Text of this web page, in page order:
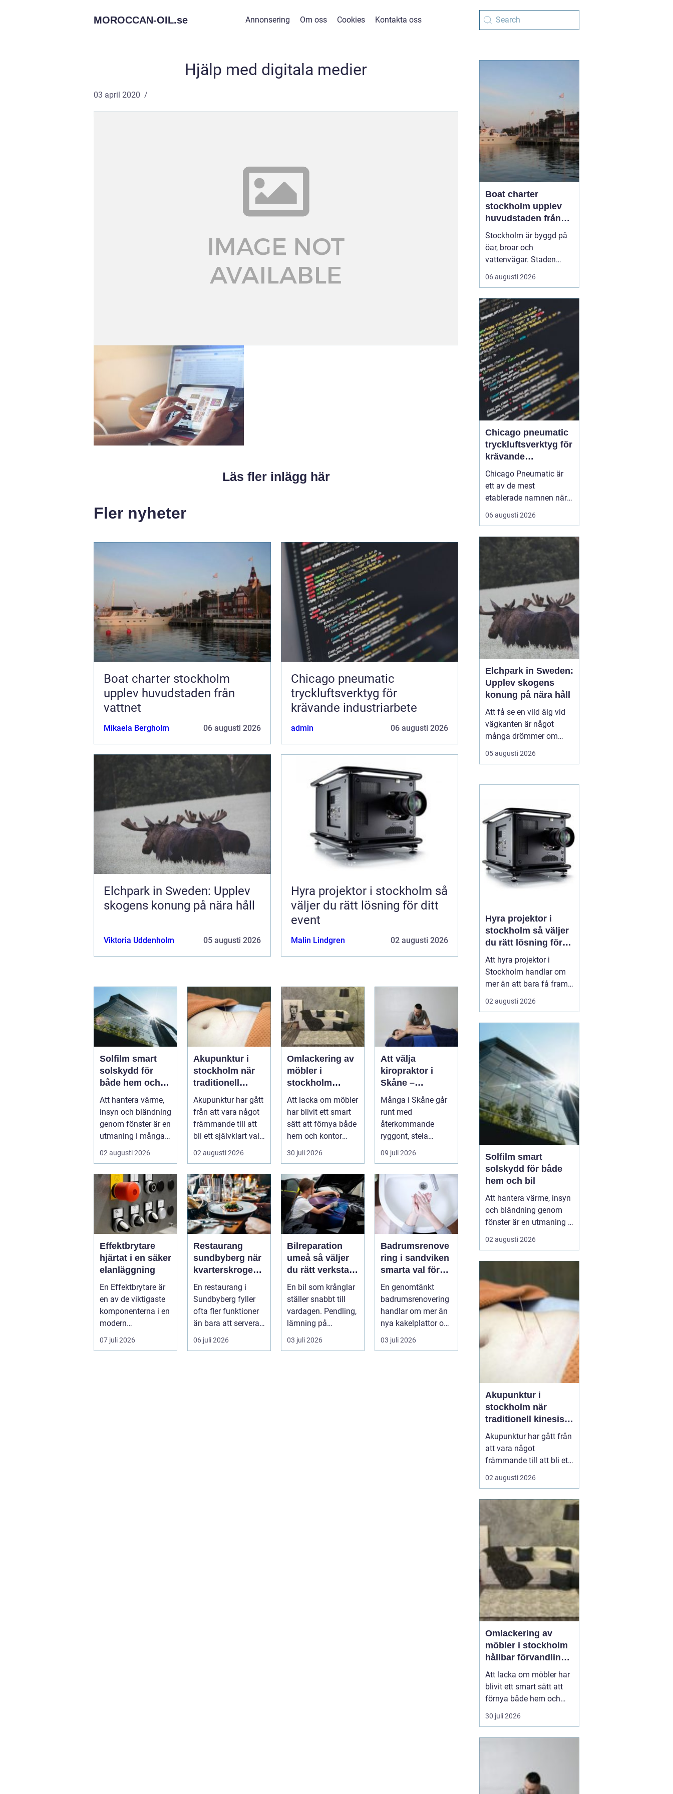
MOROCCAN-OIL.se Annonsering Om oss Cookies Kontakta oss
Hjälp med digitala medier
03 april 2020
Läs fler inlägg här
Fler nyheter
Boat charter stockholm
upplev huvudstaden från
vattnet
Mikaela Bergholm 06 augusti 2026
Chicago pneumatic
tryckluftsverktyg för
krävande industriarbete
admin 06 augusti 2026
Elchpark in Sweden: Upplev
skogens konung på nära håll
Viktoria Uddenholm 05 augusti 2026
Hyra projektor i stockholm så
väljer du rätt lösning för ditt
event
Malin Lindgren 02 augusti 2026
Solfilm smart
solskydd för
både hem och
bil
Att hantera värme,
insyn och bländning
genom fönster är en
utmaning i många
svenska hem,
kontor och ...
02 augusti 2026
Akupunktur i
stockholm när
traditionell
kinesisk
medicin möter
modern vardag
Akupunktur har gått
från att vara något
främmande till att
bli ett självklart val
för många som
söke...
02 augusti 2026
Omlackering av
möbler i
stockholm
hållbar
förvandling av
hem och kontor
Att lacka om möbler
har blivit ett smart
sätt att förnya både
hem och kontor
utan att köpa nytt.
Mån...
30 juli 2026
Att välja
kiropraktor i
Skåne –
kunskap som
hjälper dig att ta
rätt beslut
Många i Skåne går
runt med
återkommande
ryggont, stela
nackar eller diffusa
09 juli 2026
Effektbrytare
hjärtat i en säker
elanläggning
En Effektbrytare är
en av de viktigaste
komponenterna i en
modern
elanläggning. Den
skyddar människo...
07 juli 2026
Restaurang
sundbyberg när
kvarterskrogen
blir vardagsrum
En restaurang i
Sundbyberg fyller
ofta fler funktioner
än bara att servera
mat. För många blir
den s...
06 juli 2026
Bilreparation
umeå så väljer
du rätt verkstad
och får bilen att
hålla längre
En bil som krånglar
ställer snabbt till
vardagen. Pendling,
lämning på
förskola, utflykter
och storh...
03 juli 2026
Badrumsrenove
ring i sandviken
smarta val för
ett tryggt och
hållbart badrum
En genomtänkt
badrumsrenovering
handlar om mer än
nya kakelplattor och
en modern dusch.
För många bo...
03 juli 2026
Boat charter
stockholm upplev
huvudstaden från
vattnet
Stockholm är byggd på
öar, broar och
vattenvägar. Staden
visar sin bästa sida från
däck på en båt, när
siluett och det lugna
vattnet ramar in
upplevelsen.Med Boat
charter Stockhol...
06 augusti 2026
Chicago pneumatic
tryckluftsverktyg för
krävande
industriarbete
Chicago Pneumatic är
ett av de mest
etablerade namnen när
det gäller
tryckluftsdrivna verktyg
Varumärket förknippas
med robust konstruktion,
hög prestanda och lång
livslängd. För många
företag handlar valet av
verktyg inte ...
06 augusti 2026
Elchpark in Sweden:
Upplev skogens
konung på nära håll
Att få se en vild älg vid
vägkanten är något
många drömmer om
inför en resa till Sverige.
I verkligheten är chansen
den som bara är här
05 augusti 2026
Hyra projektor i
stockholm så väljer
du rätt lösning för
ditt event
Att hyra projektor i
Stockholm handlar om
mer än att bara få fram
en stor bild på en duk.
En bra
landar tydligt hos
publiken eller försvinner i
suddig bild, dålig
kontrast och stressade
teknikstrul. Med r...
02 augusti 2026
Solfilm smart
solskydd för både
hem och bil
Att hantera värme, insyn
och bländning genom
fönster är en utmaning i
många svenska hem,
kontor och bilar. Allt fler
komplement eller
alternativ till tradi...
02 augusti 2026
Akupunktur i
stockholm när
traditionell kinesisk
medicin möter
modern vardag
Akupunktur har gått från
att vara något
främmande till att bli ett
självklart val för många
som söker en naturlig
fler i Stockholm vill
förstå hur tunna nålar
kan påverka sömn,
smärta, mage, fertilitet
och stress. Samtidigt u...
02 augusti 2026
Omlackering av
möbler i stockholm
hållbar förvandling
av hem och kontor
Att lacka om möbler har
blivit ett smart sätt att
förnya både hem och
kontor utan att köpa
nytt. Många i Stockholm
30 juli 2026